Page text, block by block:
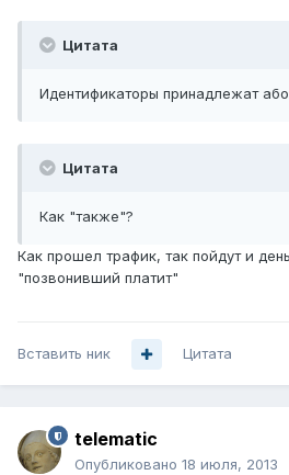
Цитата
Идентификаторы принадлежат
Цитата
Как "также"?
Как прошел трафик, так пойдут и
"позвонивший платит"
Вставить ник Цитата
telematic
Опубликовано 18 июля, 2013